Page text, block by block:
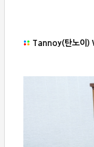
Tannoy(탄노이